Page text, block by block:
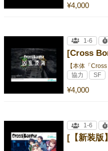
¥4,000
¥4,000
1-6
協力 SF
1-6